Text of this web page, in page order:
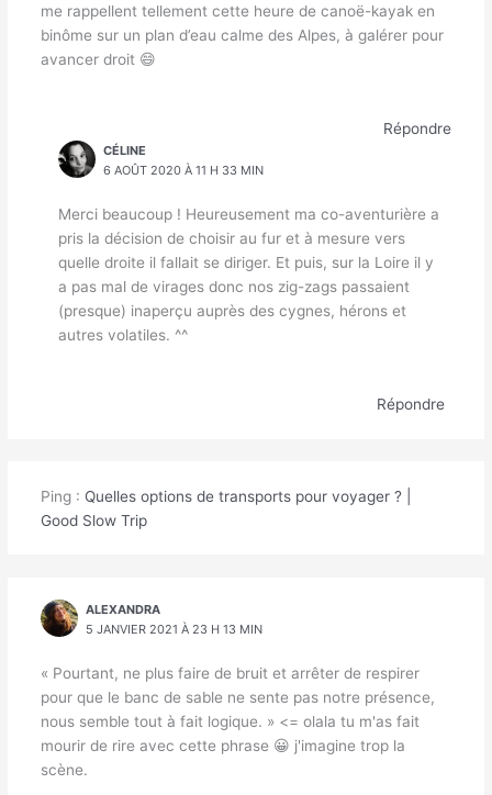
me rappellent tellement cette heure de canoë-kayak en
binôme sur un plan d’eau calme des Alpes, à galérer pour
avancer droit 😄
Répondre
CÉLINE
6 AOÛT 2020 À 11 H 33 MIN
Merci beaucoup ! Heureusement ma co-aventurière a
pris la décision de choisir au fur et à mesure vers
quelle droite il fallait se diriger. Et puis, sur la Loire il y
a pas mal de virages donc nos zig-zags passaient
(presque) inaperçu auprès des cygnes, hérons et
autres volatiles. ^^
Répondre
Ping : Quelles options de transports pour voyager ? |
Good Slow Trip
ALEXANDRA
5 JANVIER 2021 À 23 H 13 MIN
« Pourtant, ne plus faire de bruit et arrêter de respirer
pour que le banc de sable ne sente pas notre présence,
nous semble tout à fait logique. » <= olala tu m'as fait
mourir de rire avec cette phrase 😀 j'imagine trop la
scène.